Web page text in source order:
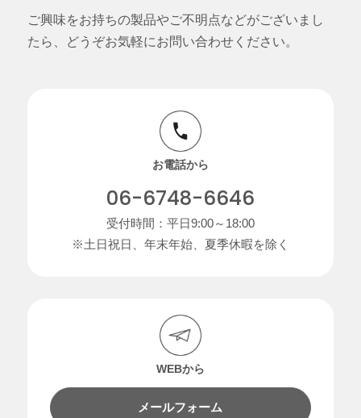
ご興味をお持ちの製品やご不明点などがございまし
たら、どうぞお気軽にお問い合わせください。
お電話から
06-6748-6646
受付時間：平日9:00～18:00
※土日祝日、年末年始、夏季休暇を除く
WEBから
メールフォーム